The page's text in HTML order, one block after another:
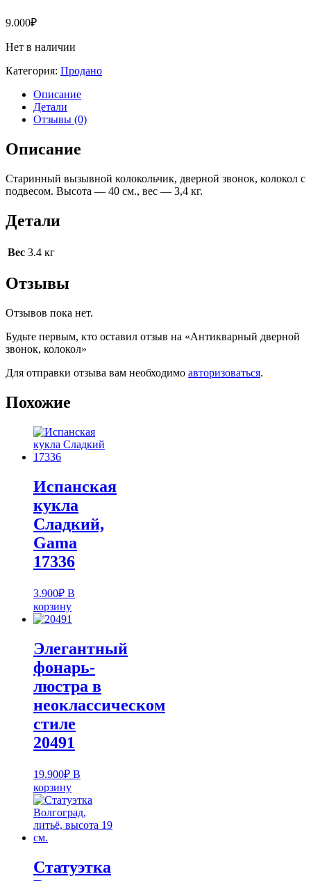
9.000₽
Нет в наличии
Категория: Продано
Описание
Детали
Отзывы (0)
Описание
Старинный вызывной колокольчик, дверной звонок, колокол с
подвесом. Высота — 40 см., вес — 3,4 кг.
Детали
Вес 3.4 кг
Отзывы
Отзывов пока нет.
Будьте первым, кто оставил отзыв на «Антикварный дверной
звонок, колокол»
Для отправки отзыва вам необходимо авторизоваться.
Похожие
Испанская
кукла
Cладкий,
Gama
17336
3.900₽ В
корзину
Элегантный
фонарь-
люстра в
неоклассическом
стиле
20491
19.900₽ В
корзину
Статуэтка